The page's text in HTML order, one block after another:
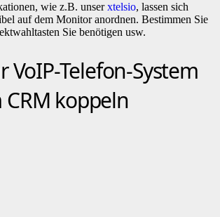
wie z.B. unserxtelsio, lassen sich
auf dem Monitor anordnen. Bestimmen Sie
Sie benötigen usw.
VoIP-Telefon-System
koppeln